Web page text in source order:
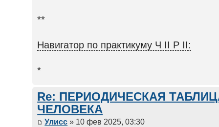
**
Навигатор по практикуму Ч II Р II:
*
Re: ПЕРИОДИЧЕСКАЯ
ЧЕЛОВЕКА
Улисс » 10 фев 2025, 03:30